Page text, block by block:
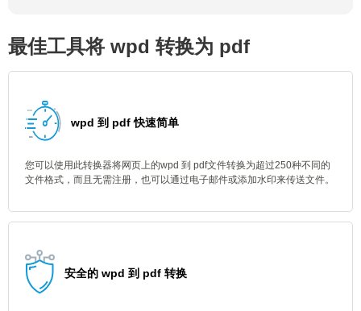
最佳工具将 wpd 转换为 pdf
wpd 到 pdf 快速简单
您可以使用此转换器将网页上的wpd 到 pdf文件转换为超过250种不同的
文件格式，而且无需注册，也可以通过电子邮件或添加水印来传送文件。
安全的 wpd 到 pdf 转换